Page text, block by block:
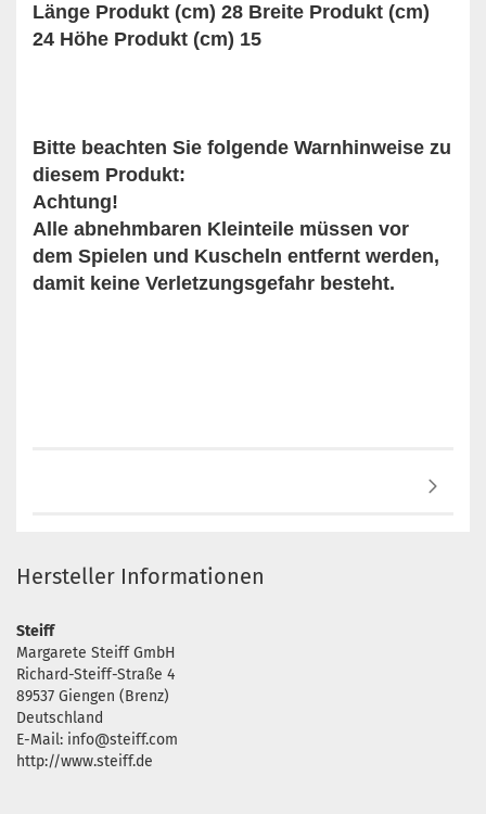
Länge Produkt (cm) 28 Breite Produkt (cm)
24 Höhe Produkt (cm) 15
Bitte beachten Sie folgende Warnhinweise zu
diesem Produkt:
Achtung!
Alle abnehmbaren Kleinteile müssen vor
dem Spielen und Kuscheln entfernt werden,
damit keine Verletzungsgefahr besteht.
Hersteller Informationen
Steiff
Margarete Steiff GmbH
Richard-Steiff-Straße 4
89537 Giengen (Brenz)
Deutschland
E-Mail: info@steiff.com
http://www.steiff.de